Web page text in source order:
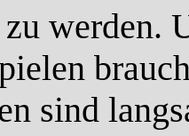
werden.
sind